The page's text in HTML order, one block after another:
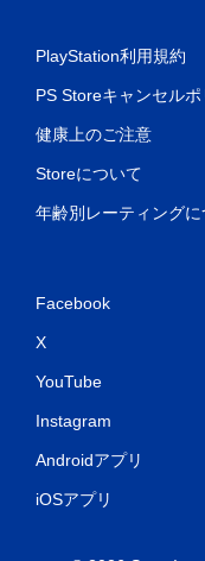
PlayStation利用規約
PS Storeキャンセルポ
健康上のご注意
Storeについて
年齢別レーティングに
Facebook
X
YouTube
Instagram
Androidアプリ
iOSアプリ